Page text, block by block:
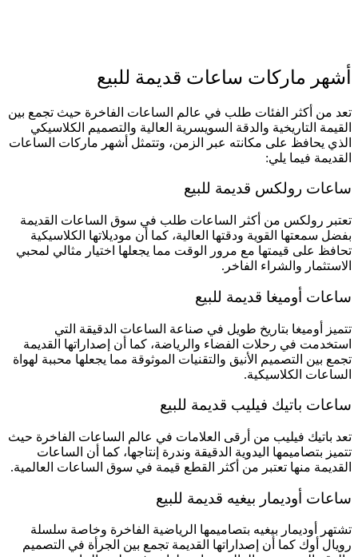
أشهر ماركات ساعات قديمة للبيع
تعد من أكثر الفئات طلب في عالم الساعات الفاخرة حيث تجمع بين
القيمة التاريخية والدقة السويسرية العالية والتصميم الكلاسيكي
الذي يحافظ على مكانته عبر الزمن، وتتمثل أشهر ماركات الساعات
القديمة فيما يلي:
ساعات رولكس قديمة للبيع
تعتبر رولكس من أكثر الساعات طلب في سوق الساعات القديمة
بفضل سمعتها القوية ودقتها العالية، كما أن موديلاتها الكلاسيكية
تحافظ على قيمتها مع مرور الوقت مما يجعلها اختيار مثالي لمحبي
الاستثمار والشراء الفاخر.
ساعات أوميغا قديمة للبيع
تتميز أوميغا بتاريخ طويل في صناعة الساعات الدقيقة التي
استخدمت في رحلات الفضاء والرياضة، كما أن إصداراتها القديمة
تجمع بين التصميم الأنيق والتقنيات الموثوقة مما يجعلها محببة لهواة
الساعات الكلاسيكية.
ساعات باتيك فيليب قديمة للبيع
تعد باتيك فيليب من أرقى العلامات في عالم الساعات الفاخرة حيث
تتميز بتصاميمها اليدوية الدقيقة وندرة إنتاجها، كما أن الساعات
القديمة منها تعتبر من أكثر القطع قيمة في سوق الساعات العالمية.
ساعات أوديمار بيغيه قديمة للبيع
تشتهر أوديمار بيغيه بتصاميمها الرياضية الفاخرة وخاصة سلسلة
رويال أوك كما أن إصداراتها القديمة تجمع بين الجرأة في التصميم